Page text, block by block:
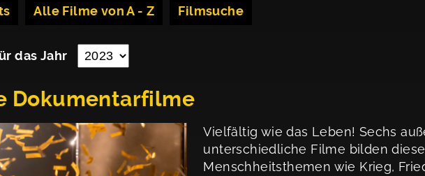
Alle Filme von A - Z Filmsuche
das Jahr
Dokumentarfilme
Vielfältig wie das Leben! Sechs
unterschiedliche Filme bilden
Menschheitsthemen wie Krieg,